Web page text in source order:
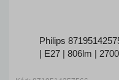
Philips
| E27 | 806lm |